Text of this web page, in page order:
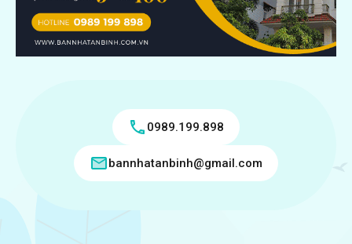
0989.199.898
bannhatanbinh@gmail.com